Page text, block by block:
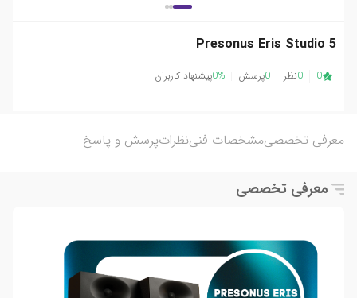
Presonus Eris Studio 5
0
0نظر 0پرسش 0%پیشنهاد کاربران
معرفی تخصصیمشخصات فنینظراتپرسش و پاسخ
معرفی تخصصی